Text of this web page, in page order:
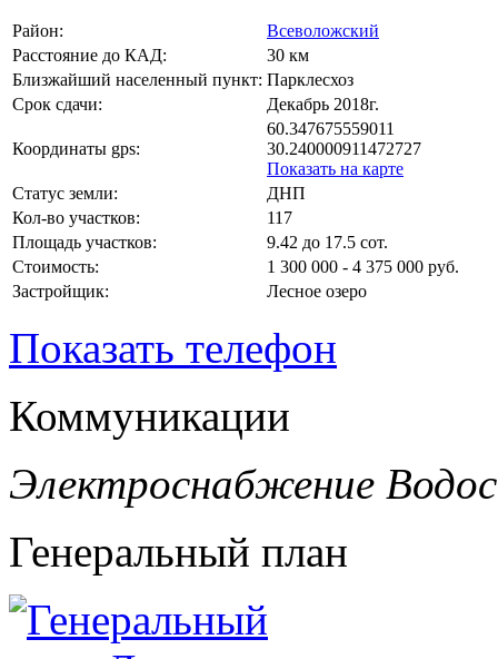
Район:
Всеволожский
Расстояние до КАД:
30 км
Близжайший населенный пункт: Парклесхоз
Срок сдачи:
Декабрь 2018г.
Координаты gps:
60.347675559011
30.240000911472727
Показать на карте
Статус земли:
ДНП
Кол-во участков:
117
Площадь участков:
9.42 до 17.5 сот.
Стоимость:
1 300 000 - 4 375 000 руб.
Застройщик:
Лесное озеро
Показать телефон
Коммуникации
Электроснабжение
Генеральный план